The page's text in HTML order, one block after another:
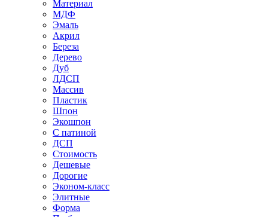
Материал
МДФ
Эмаль
Акрил
Береза
Дерево
Дуб
ЛДСП
Массив
Пластик
Шпон
Экошпон
С патиной
ДСП
Стоимость
Дешевые
Дорогие
Эконом-класс
Элитные
Форма